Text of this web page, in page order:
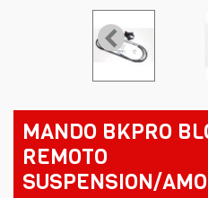
MANDO BKPRO
REMOTO
SUSPENSION/